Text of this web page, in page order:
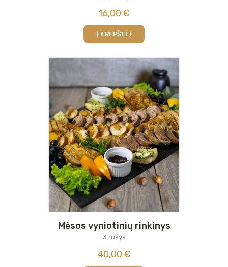
16,00 €
Į KREPŠELĮ
Mėsos vyniotinių rinkinys
3 rūšys
40,00 €